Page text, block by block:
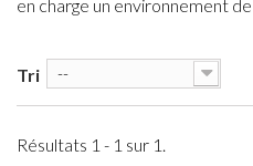
en charge un environnement
Tri --
Résultats 1 - 1 sur 1.